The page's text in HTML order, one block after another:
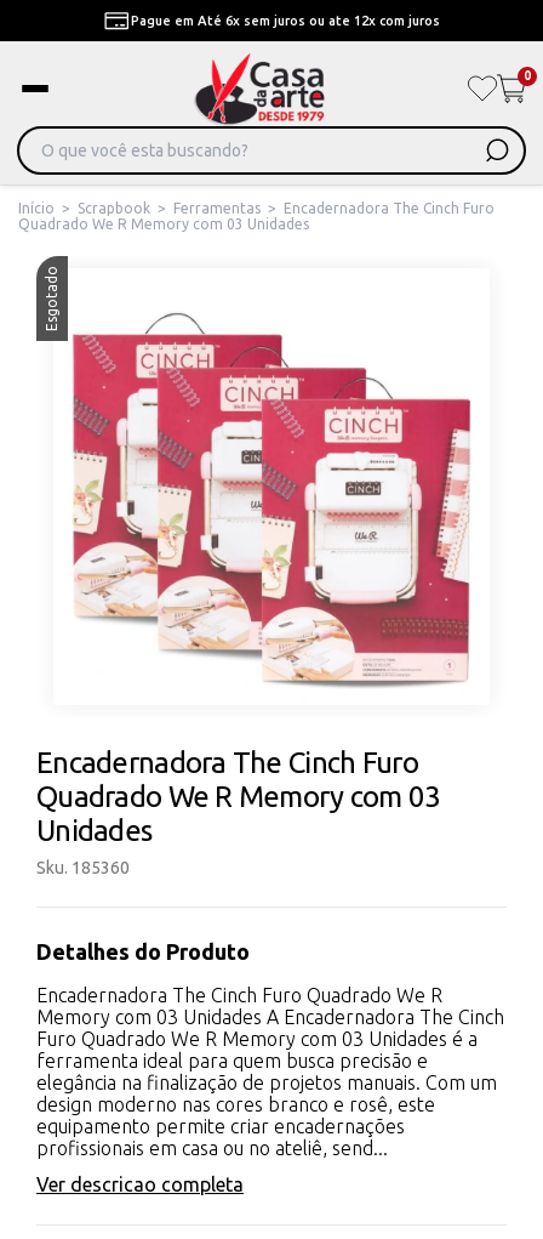
Pague em Até 6x sem juros ou ate 12x com juros
0
Início > Scrapbook > Ferramentas >
Encadernadora The Cinch Furo
Quadrado We R Memory com 03 Unidades
Esgotado
Encadernadora The Cinch Furo
Quadrado We R Memory com 03
Unidades
Sku. 185360
Detalhes do Produto
Encadernadora The Cinch Furo Quadrado We R
Memory com 03 Unidades A Encadernadora The Cinch
Furo Quadrado We R Memory com 03 Unidades é a
ferramenta ideal para quem busca precisão e
elegância na finalização de projetos manuais. Com um
design moderno nas cores branco e rosê, este
equipamento permite criar encadernações
profissionais em casa ou no ateliê, send...
Ver descricao completa